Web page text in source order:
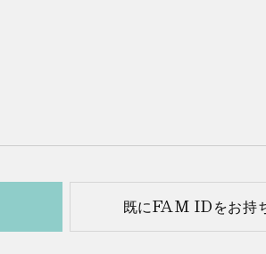
既にFAM IDをお持